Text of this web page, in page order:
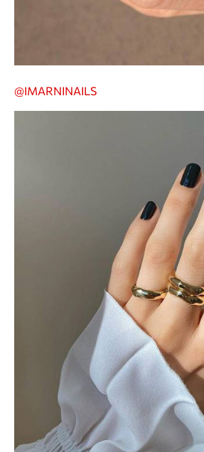
@IMARNINAILS